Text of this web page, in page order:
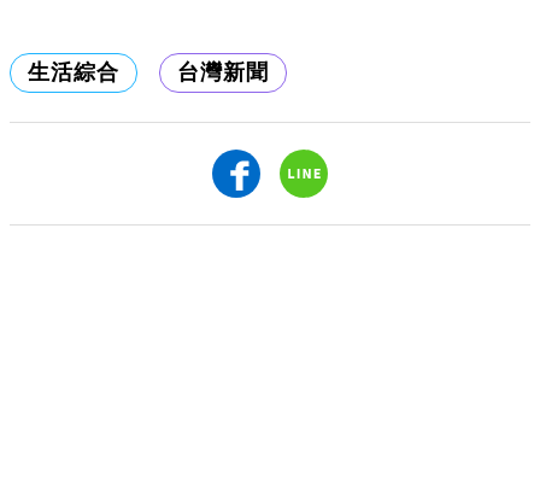
生活綜合 台灣新聞